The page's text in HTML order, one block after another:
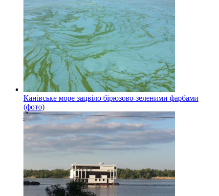
Канівське море зацвіло бірюзово-зеленими фарбами
(фото)